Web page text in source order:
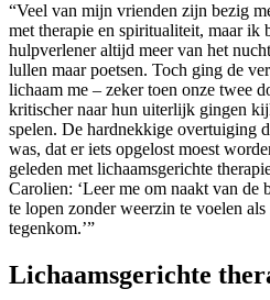
“Veel van mijn vrienden zijn bezig
met therapie en spiritualiteit, maar ik
hulpverlener altijd meer van het
lullen maar poetsen. Toch ging de
lichaam me – zeker toen onze twee
kritischer naar hun uiterlijk gingen
spelen. De hardnekkige overtuiging
was, dat er iets opgelost moest
geleden met lichaams­gerichte
Carolien: ‘Leer me om naakt van de
te lopen zonder weerzin te voelen
tegenkom.’”
Lichaamsgerichte